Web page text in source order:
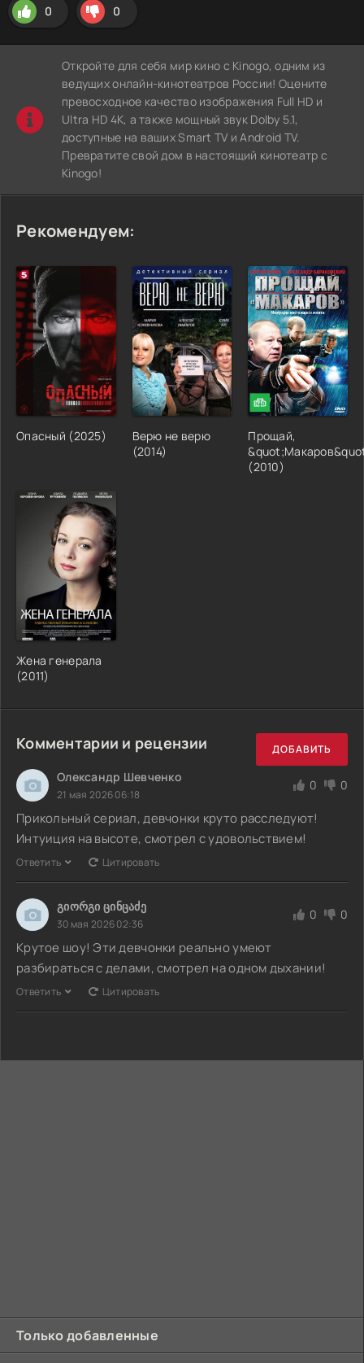
0 0
Откройте для себя мир кино с Kinogo, одним из
ведущих онлайн-кинотеатров России! Оцените
превосходное качество изображения Full HD и
Ultra HD 4K, а также мощный звук Dolby 5.1,
доступные на ваших Smart TV и Android TV.
Превратите свой дом в настоящий кинотеатр с
Kinogo!
Рекомендуем:
Опасный (2025)
Верю не верю
(2014)
Прощай,
(2010)
Жена генерала
(2011)
Комментарии и рецензии ДОБАВИТЬ
Олександр Шевченко
21 мая 2026 06:18
0 0
Прикольный сериал, девчонки круто расследуют!
Интуиция на высоте, смотрел с удовольствием!
Ответить Цитировать
გიორგი ცინცაძე
30 мая 2026 02:36
0 0
Крутое шоу! Эти девчонки реально умеют
разбираться с делами, смотрел на одном дыхании!
Ответить Цитировать
Только добавленные